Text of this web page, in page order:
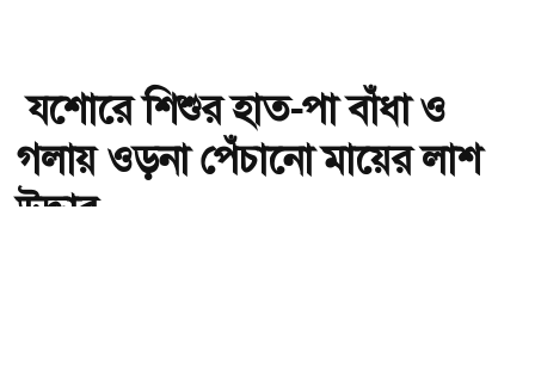
যশোরে শিশুর হাত-পা বাঁধা ও
গলায় ওড়না পেঁচানো মায়ের লাশ
উদ্ধার